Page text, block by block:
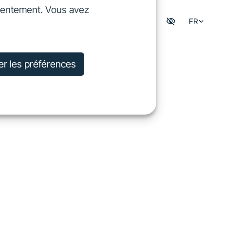
Vous avez
les préférences
FR